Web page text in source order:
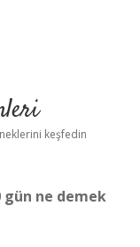
keşfedin
gün ne demek